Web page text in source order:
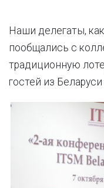
Наши делегаты,
пообщались с
традиционную
гостей из Беларуси